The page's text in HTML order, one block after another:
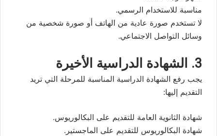
مناسبة للاستخدام الرسمي.
لا تستخدم صورة عادية من الهاتف أو صورة شخصية من
وسائل التواصل الاجتماعي.
3. الشهادة الدراسية الأخيرة
يجب رفع الشهادة الدراسية المناسبة للمرحلة التي تريد
التقديم إليها:
شهادة الثانوية العامة للتقديم على البكالوريوس.
شهادة البكالوريوس للتقديم على الماجستير.